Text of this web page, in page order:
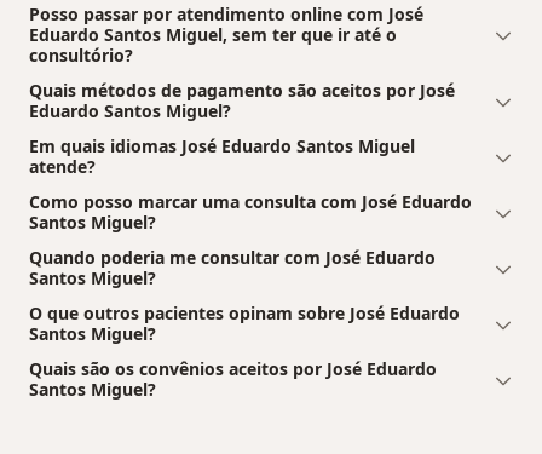
Posso passar por atendimento online com José
Eduardo Santos Miguel, sem ter que ir até o
consultório?
Quais métodos de pagamento são aceitos por José
Eduardo Santos Miguel?
Em quais idiomas José Eduardo Santos Miguel
atende?
Como posso marcar uma consulta com José Eduardo
Santos Miguel?
Quando poderia me consultar com José Eduardo
Santos Miguel?
O que outros pacientes opinam sobre José Eduardo
Santos Miguel?
Quais são os convênios aceitos por José Eduardo
Santos Miguel?